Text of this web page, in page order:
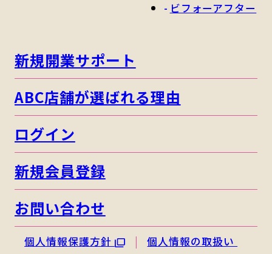
ビフォーアフター
新規開業サポート
ABC店舗が選ばれる理由
ログイン
新規会員登録
お問い合わせ
個人情報保護方針
個人情報の取扱い